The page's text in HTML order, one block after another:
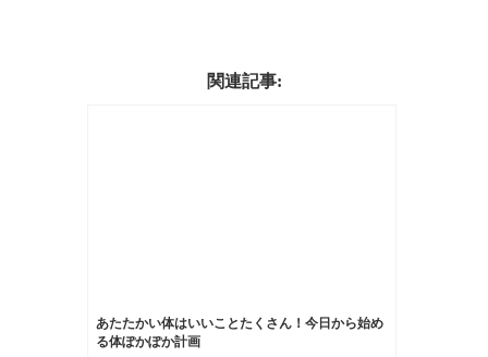
関連記事:
あたたかい体はいいことたくさん！今日から始め
る体ぽかぽか計画